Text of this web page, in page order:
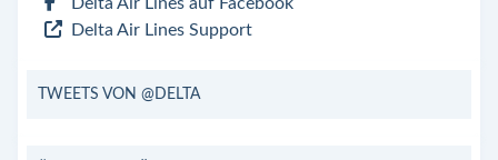
Delta Air Lines Support
TWEETS VON @DELTA